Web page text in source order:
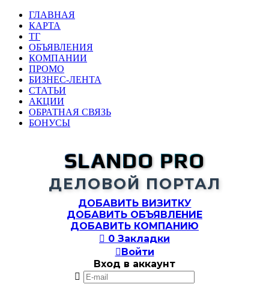
ГЛАВНАЯ
КАРТА
ТГ
ОБЪЯВЛЕНИЯ
КОМПАНИИ
ПРОМО
БИЗНЕС-ЛЕНТА
СТАТЬИ
АКЦИИ
ОБРАТНАЯ СВЯЗЬ
БОНУСЫ
SLANDO PRO
ДЕЛОВОЙ ПОРТАЛ
ДОБАВИТЬ ВИЗИТКУ
ДОБАВИТЬ ОБЪЯВЛЕНИЕ
ДОБАВИТЬ КОМПАНИЮ
 0 Закладки
Войти
Вход в аккаунт
